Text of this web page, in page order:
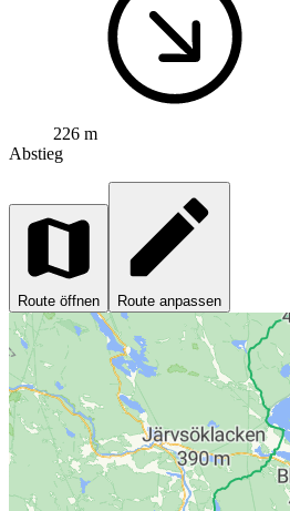
226 m
Abstieg
Route öffnen Route anpassen